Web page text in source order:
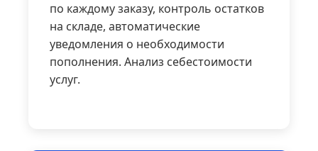
по каждому заказу, контроль остатков
на складе, автоматические
уведомления о необходимости
пополнения. Анализ себестоимости
услуг.